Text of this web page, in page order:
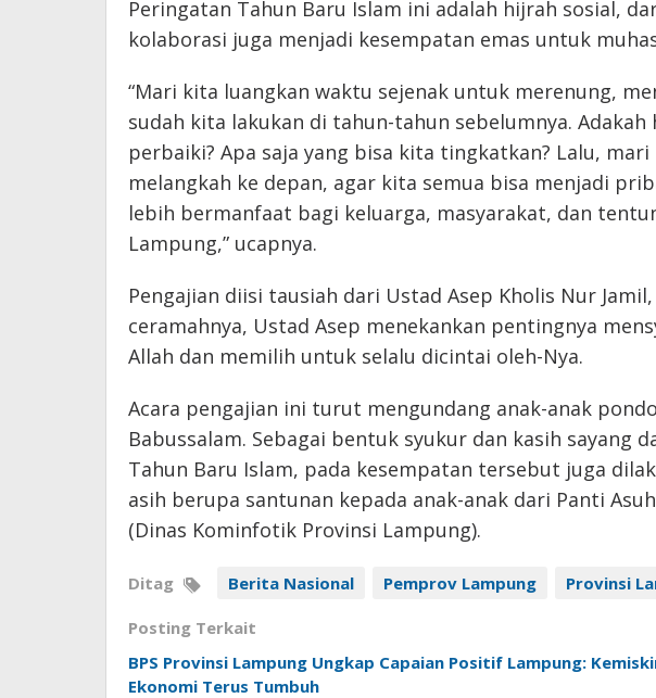
Peringatan Tahun Baru Islam ini adalah hijrah sosial,
kolaborasi juga menjadi kesempatan emas untuk
“Mari kita luangkan waktu sejenak untuk merenung,
sudah kita lakukan di tahun-tahun sebelumnya.
perbaiki? Apa saja yang bisa kita tingkatkan? Lalu,
melangkah ke depan, agar kita semua bisa menjadi
lebih bermanfaat bagi keluarga, masyarakat, dan
Lampung,” ucapnya.
Pengajian diisi tausiah dari Ustad Asep Kholis Nur Jamil,
ceramahnya, Ustad Asep menekankan pentingnya
Allah dan memilih untuk selalu dicintai oleh-Nya.
Acara pengajian ini turut mengundang anak-anak
Babussalam. Sebagai bentuk syukur dan kasih sayang
Tahun Baru Islam, pada kesempatan tersebut juga
asih berupa santunan kepada anak-anak dari Panti
(Dinas Kominfotik Provinsi Lampung).
Ditag Berita Nasional Pemprov Lampung Provinsi
Posting Terkait
BPS Provinsi Lampung Ungkap Capaian Positif Lampung:
Ekonomi Terus Tumbuh